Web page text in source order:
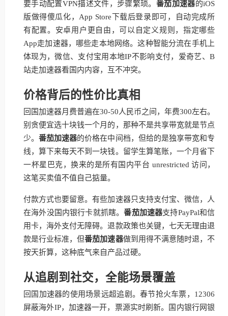
要手动配置VPN描述文件，步骤繁琐。 番茄加速器的iOS
版做得傻瓜化，App Store下载后登录即可，自动完成所
有配置。安卓用户更自由，可以自定义规则，指定哪些
App走加速器，哪些走本地网络。这种智能分流在手机上
体现为，微信、支付宝用本地IP不影响支付，爱奇艺、B
站走加速器看国内内容，互不冲突。
价格背后的性价比真相
回国加速器月费普遍在30-50人民币之间，年费300左右。
别贪便宜选十块钱一个月的，那种不是共享带宽就是节点
少。番茄加速器的价格在中间档，但给的是独享带宽和专
线，算下来每天不到一块钱。留学生算笔账，一个月省下
一杯星巴克，换来的是所有国内平台 unrestricted 访问，
这笔买卖值不值自己掂量。
付款方式也要留意。有些加速器只支持支付宝、微信，人
在海外没国内银行卡就抓瞎。番茄加速器支持PayPal和信
用卡，海外支付无障碍。退款政策也关键，七天无理由退
款是行业标准，但番茄加速器做到用得不满意随时退，不
按天折算，这种底气来自产品过硬。
从追剧到社交，全能场景覆盖
回国加速器的使用场景远超追剧。春节抢火车票，12306
屏蔽海外IP，加速器一开，票源实时刷新。国内银行网银